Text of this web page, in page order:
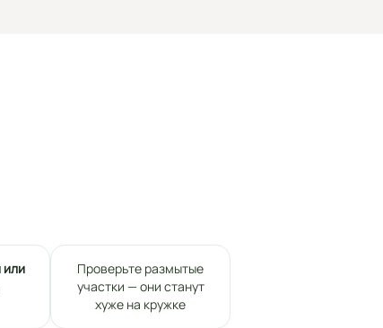
или
Проверьте размытые
участки — они станут
хуже на кружке